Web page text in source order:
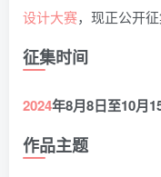
设计大赛，现正公开征
征集时间
2024年8月8日至10月
作品主题